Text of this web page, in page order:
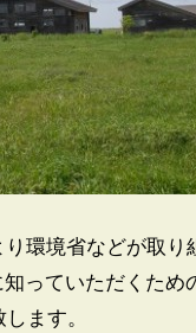
環境省などが取り
っていただくため
ます。